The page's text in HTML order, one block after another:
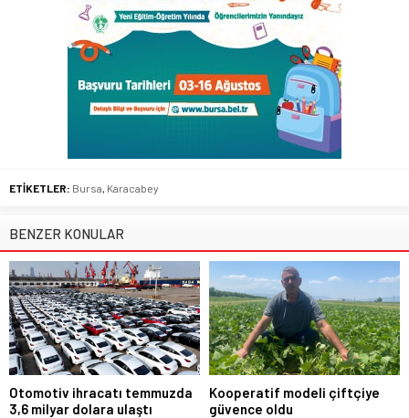
ETİKETLER: Bursa Karacabey
BENZER KONULAR
Otomotiv ihracatı temmuzda
3,6 milyar dolara ulaştı
Kooperatif modeli çiftçiye
güvence oldu